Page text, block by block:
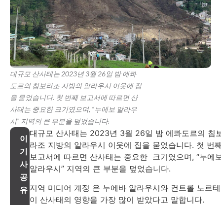
대규모 산사태는 2023년 3월 26일 밤 에콰
도르의 침보라조 지방의 알라우시 이웃에 집
을 묻었습니다. 첫 번째 보고서에 따르면 산
사태는 중요한 크기였으며, “누에보 알라우
시” 지역의 큰 부분을 덮었습니다.
이
기
사
공
유
대규모 산사태는 2023년 3월 26일 밤 에콰도르의 침
라조 지방의 알라우시 이웃에 집을 묻었습니다. 첫 번
보고서에 따르면 산사태는 중요한 크기였으며, “누에
알라우시” 지역의 큰 부분을 덮었습니다.
지역 미디어 계정 은 누에바 알라우시와 컨트롤 노르
이 산사태의 영향을 가장 많이 받았다고 말합니다.